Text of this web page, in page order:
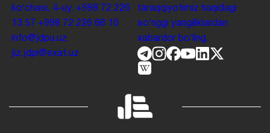
koʻchasi, 4-uy. +998 72 226
13 57 +998 72 226 68 10
info@jdpu.uz
jiz.jdpi@exat.uz
taraqqiyotimiz haqidagi
soʻnggi yangiliklardan
xabardor boʻling.